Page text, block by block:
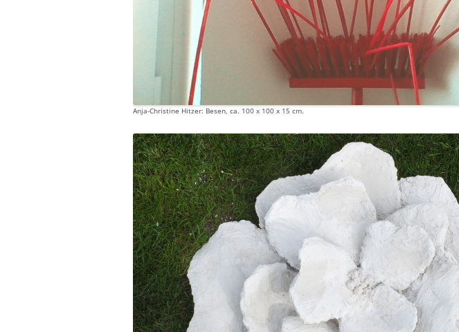
Anja-Christine Hitzer: Besen, ca. 100 x 100 x 15 cm.